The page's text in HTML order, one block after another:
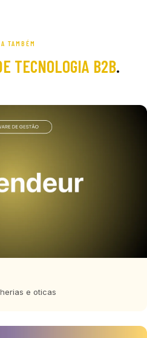
TAMBÉM
TECNOLOGIA B2B.
e oticas